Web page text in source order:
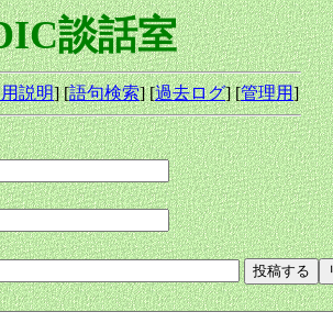
談話室
説明] [語句検索] [過去ログ] [管理用]